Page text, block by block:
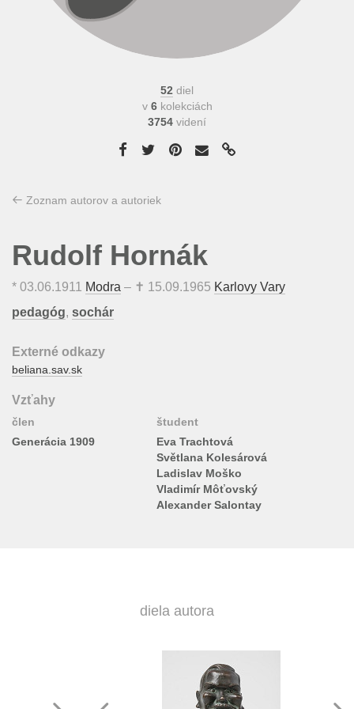
52 diel
v 6kolekciách
3754 videní
Zoznam autorov a autoriek
Rudolf Hornák
* 03.06.1911 Modra – ✝ 15.09.1965 Karlovy Vary
pedagóg, sochár
Externé odkazy
beliana.sav.sk
Vzťahy
člen
študent
Generácia 1909
Eva Trachtová
Světlana Kolesárová
Ladislav Moško
Vladimír Môťovský
Alexander Salontay
diela autora